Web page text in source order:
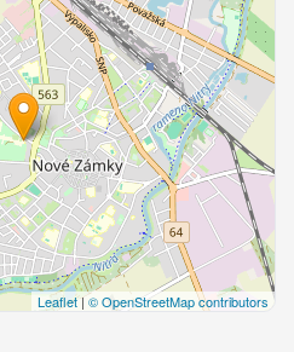
Leaflet|© OpenStreetMap contributors